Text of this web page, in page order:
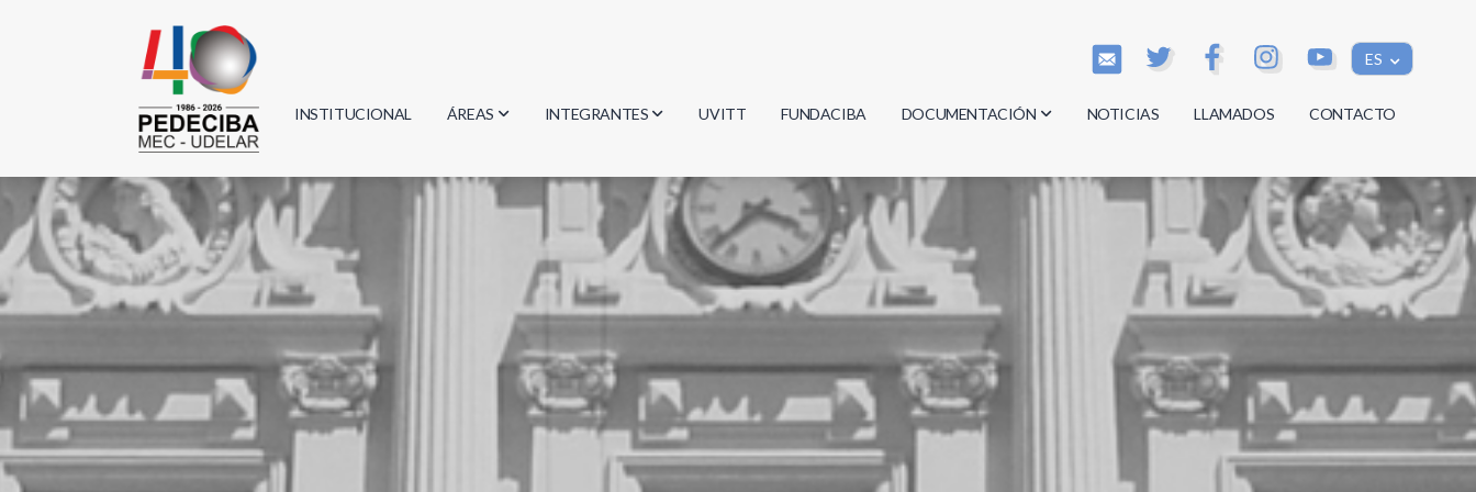
ES
INSTITUCIONAL ÁREAS
Biología
Informática
Matemática
INTEGRANTES
Investigadores
Estudiantes
Egresados
UVITT FUNDACIBA DOCUMENTACIÓN
Actas
Reglamentos
Documentos
NOTICIAS LLAMADOS CONTACTO